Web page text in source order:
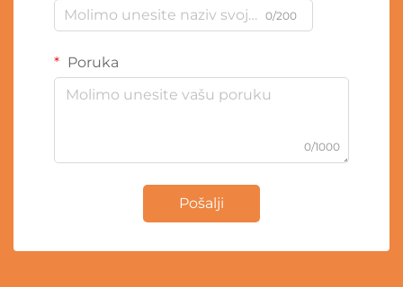
0/200
Poruka
0/1000
Pošalji